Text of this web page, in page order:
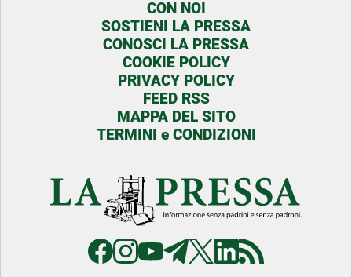
CON NOI
SOSTIENI LA PRESSA
CONOSCI LA PRESSA
COOKIE POLICY
PRIVACY POLICY
FEED RSS
MAPPA DEL SITO
TERMINI e CONDIZIONI